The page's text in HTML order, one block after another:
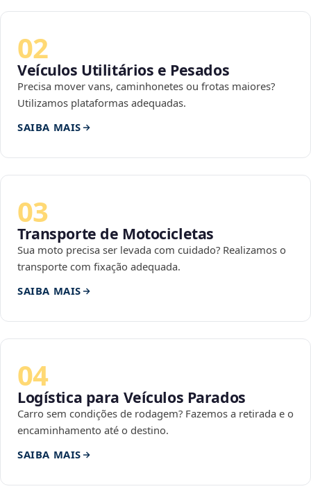
02
Veículos Utilitários e Pesados
Precisa mover vans, caminhonetes ou frotas maiores?
Utilizamos plataformas adequadas.
SAIBA MAIS
03
Transporte de Motocicletas
Sua moto precisa ser levada com cuidado? Realizamos o
transporte com fixação adequada.
SAIBA MAIS
04
Logística para Veículos Parados
Carro sem condições de rodagem? Fazemos a retirada e o
encaminhamento até o destino.
SAIBA MAIS